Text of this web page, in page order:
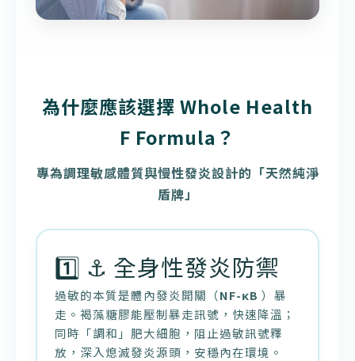
為什麼應該選擇 Whole Health
F Formula？
專為調理敏感體質與慢性發炎設計的「天然純淨
盾牌」
1️⃣ ⚓ 全身性發炎防禦
過敏的本質是體內發炎開關（NF-κB ）暴
走。褐藻糖膠能壓制暴走訊號，快速降溫；
同時「調和」肥大細胞，阻止過敏訊號釋
放，深入熄滅發炎源頭，安穩內在環境。